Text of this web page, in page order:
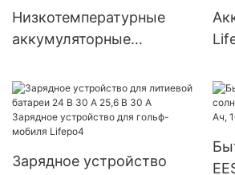
Низкотемпературные
аккумуляторные
Лифепо4 работают при
-40°К
Зарядное устройство